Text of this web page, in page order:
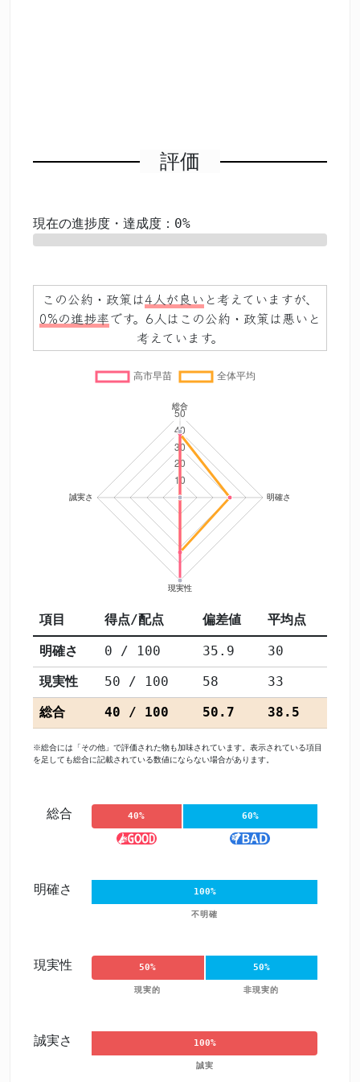
評価
現在の進捗度・達成度：0%
この公約・政策は4人が良い と考えていますが、
0%の進捗率です。6人はこの公約・政策は悪いと
考えています。
項目 得点/配点 偏差値 平均点
明確さ 0 / 100 35.9
30
現実性
50 / 100 58
33
総合
40 / 100 50.7 38.5
※総合には「その他」で評価された物も加味されています。表示されている項目
を足しても総合に記載されている数値にならない場合があります。
総合 40% 60%
明確さ 100%
不明確
現実性 50%
現実的
50%
非現実的
誠実さ 100%
誠実